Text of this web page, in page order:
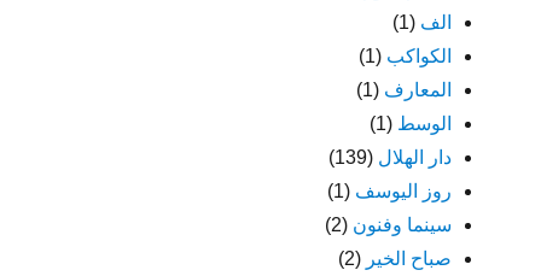
الف (1)
الكواكب (1)
المعارف (1)
الوسط (1)
دار الهلال (139)
روز اليوسف (1)
سينما وفنون (2)
صباح الخير (2)